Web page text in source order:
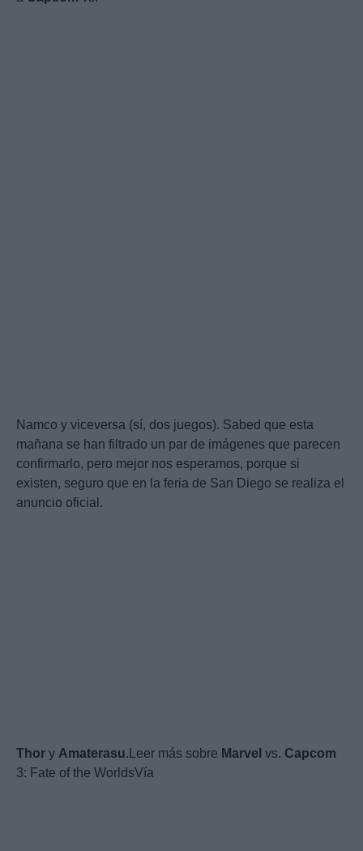
Namco y viceversa (sí, dos juegos). Sabed que esta
mañana se han filtrado un par de imágenes que parecen
confirmarlo, pero mejor nos esperamos, porque si
existen, seguro que en la feria de San Diego se realiza el
anuncio oficial.
Thor y Amaterasu.Leer más sobre Marvel vs. Capcom
3: Fate of the WorldsVía